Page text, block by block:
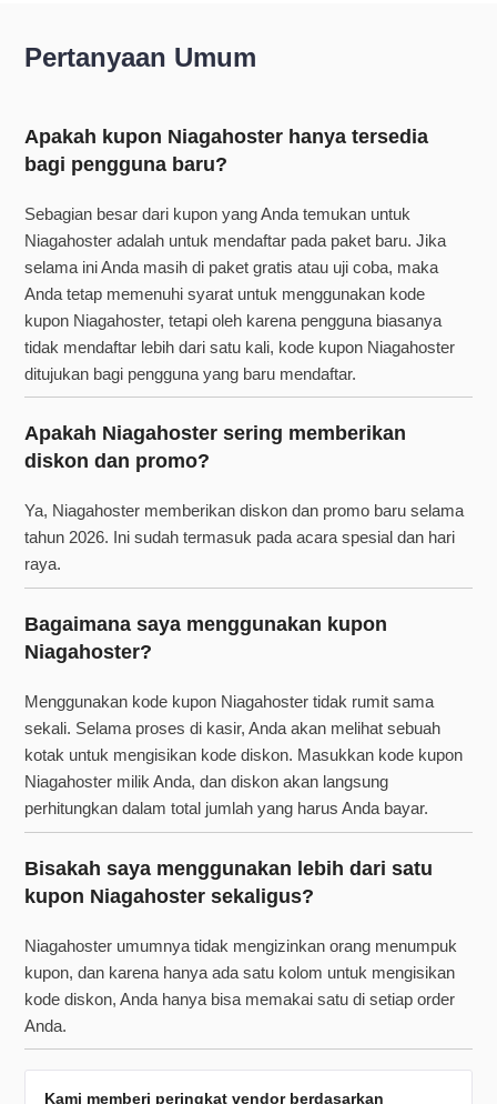
Pertanyaan Umum
Apakah kupon Niagahoster hanya tersedia
bagi pengguna baru?
Sebagian besar dari kupon yang Anda temukan untuk
Niagahoster adalah untuk mendaftar pada paket baru. Jika
selama ini Anda masih di paket gratis atau uji coba, maka
Anda tetap memenuhi syarat untuk menggunakan kode
kupon Niagahoster, tetapi oleh karena pengguna biasanya
tidak mendaftar lebih dari satu kali, kode kupon Niagahoster
ditujukan bagi pengguna yang baru mendaftar.
Apakah Niagahoster sering memberikan
diskon dan promo?
Ya, Niagahoster memberikan diskon dan promo baru selama
tahun 2026. Ini sudah termasuk pada acara spesial dan hari
raya.
Bagaimana saya menggunakan kupon
Niagahoster?
Menggunakan kode kupon Niagahoster tidak rumit sama
sekali. Selama proses di kasir, Anda akan melihat sebuah
kotak untuk mengisikan kode diskon. Masukkan kode kupon
Niagahoster milik Anda, dan diskon akan langsung
perhitungkan dalam total jumlah yang harus Anda bayar.
Bisakah saya menggunakan lebih dari satu
kupon Niagahoster sekaligus?
Niagahoster umumnya tidak mengizinkan orang menumpuk
kupon, dan karena hanya ada satu kolom untuk mengisikan
kode diskon, Anda hanya bisa memakai satu di setiap order
Anda.
Kami memberi peringkat vendor berdasarkan